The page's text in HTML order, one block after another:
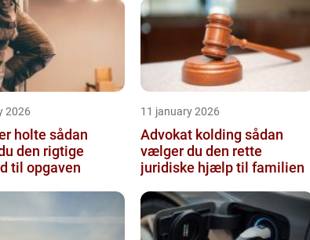
2026
sådan
den rigtige
til opgaven
11 january 2026
Advokat kolding sådan
vælger du den rette
juridiske hjælp til familien